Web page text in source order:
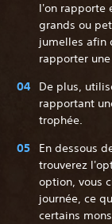
l'on rapporte
grands ou
jumelles afin
rapporter
De plus,
rapportant
trophée.
En dessous
trouverez
option, vous
journée, ce
certains